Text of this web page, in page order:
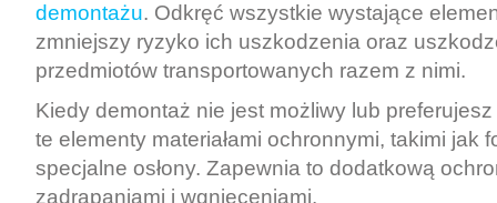
demontażu. Odkręć wszystkie wystające
zmniejszy ryzyko ich uszkodzenia oraz
przedmiotów transportowanych razem z nimi.
Kiedy demontaż nie jest możliwy lub
te elementy materiałami ochronnymi, takimi jak
specjalne osłony. Zapewnia to dodatkową
zadrapaniami i wgnieceniami.